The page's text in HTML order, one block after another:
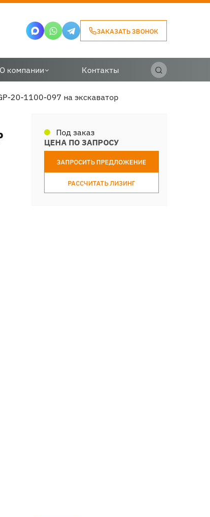
ЗАКАЗАТЬ ЗВОНОК
О компании Контакты
20-1100-097 на экскаватор
Под заказ
ЦЕНА ПО ЗАПРОСУ
ЗАПРОСИТЬ ПРЕДЛОЖЕНИЕ
РАССЧИТАТЬ ЛИЗИНГ